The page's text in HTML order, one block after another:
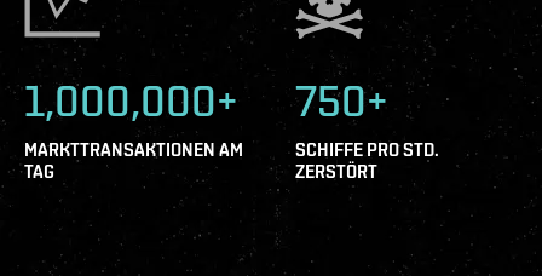
1,000,000+
MARKTTRANSAKTIONEN AM
TAG
750+
SCHIFFE PRO STD.
ZERSTÖRT